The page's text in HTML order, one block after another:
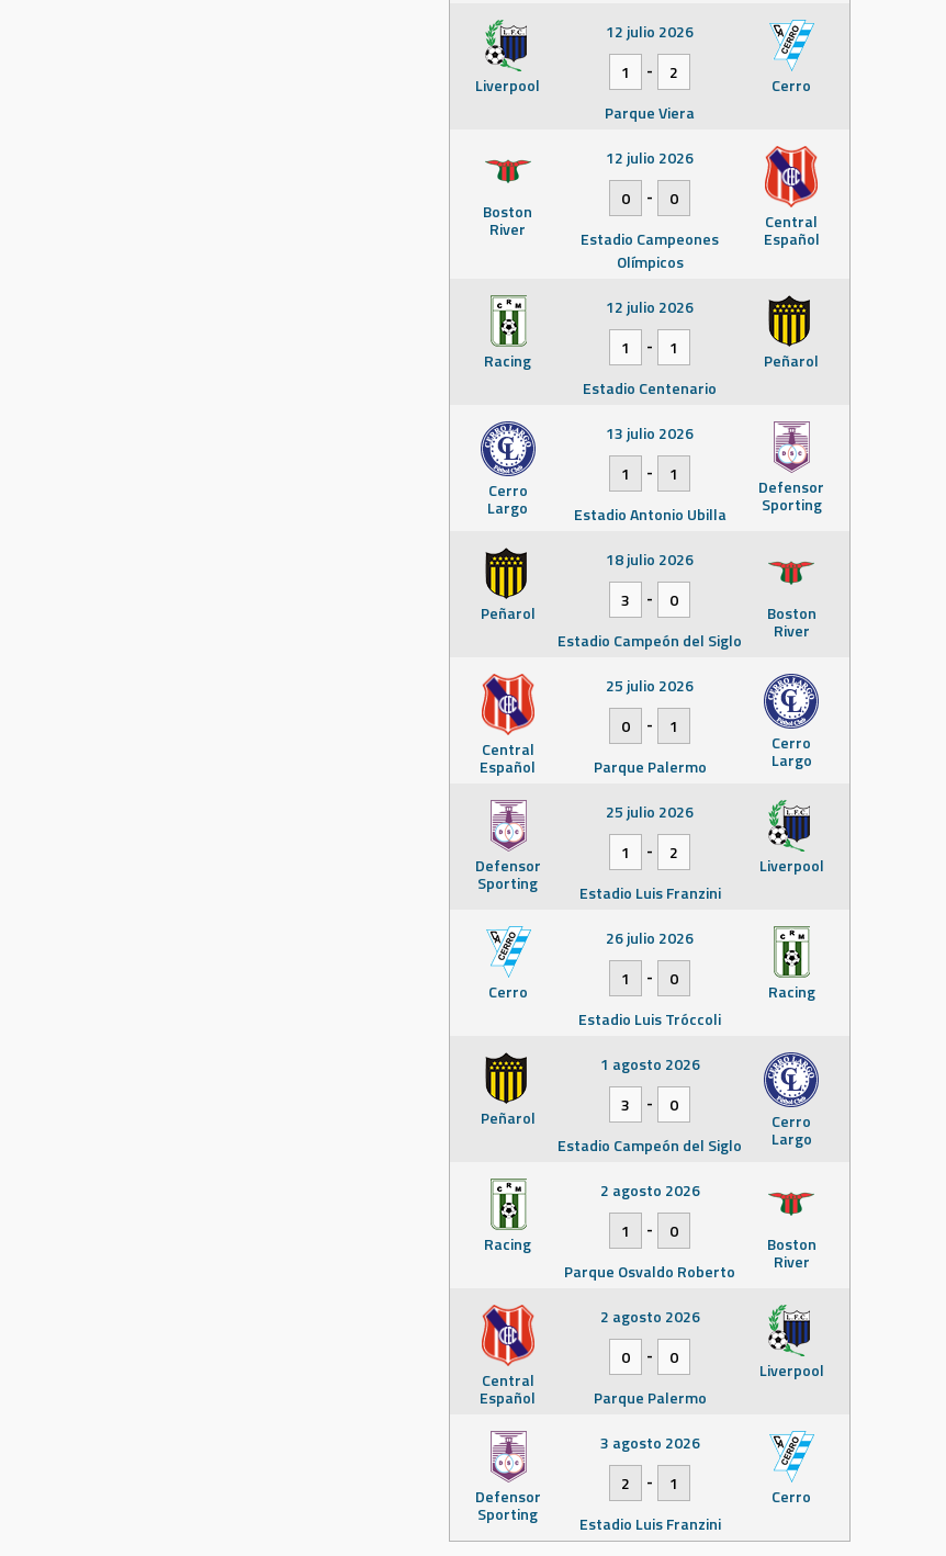
Liverpool Cerro
12 julio 2026
1
-
2
Parque Viera
Boston
River Central
Español
12 julio 2026
0
-
0
Estadio Campeones
Olímpicos
Racing Peñarol
12 julio 2026
1
-
1
Estadio Centenario
Cerro
Largo
Defensor
Sporting
13 julio 2026
1
-
1
Estadio Antonio Ubilla
Peñarol Boston
River
18 julio 2026
3
-
0
Estadio Campeón del Siglo
Central
Español
Cerro
Largo
25 julio 2026
0
-
1
Parque Palermo
Defensor
Sporting
Liverpool
25 julio 2026
1
-
2
Estadio Luis Franzini
Cerro Racing
26 julio 2026
1
-
0
Estadio Luis Tróccoli
Peñarol Cerro
Largo
1 agosto 2026
3
-
0
Estadio Campeón del Siglo
Racing Boston
River
2 agosto 2026
1
-
0
Parque Osvaldo Roberto
Central
Español
Liverpool
2 agosto 2026
0
-
0
Parque Palermo
Defensor
Sporting
Cerro
3 agosto 2026
2
-
1
Estadio Luis Franzini